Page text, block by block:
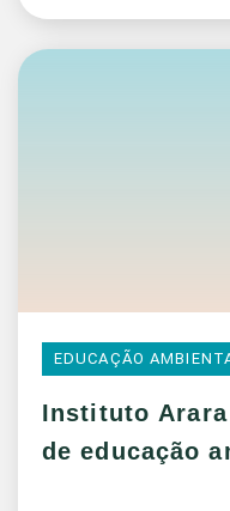
EDUCAÇÃO
Instituto
de educação